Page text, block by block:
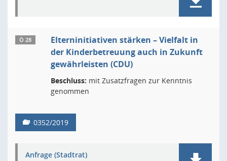
Ö 28
Elterninitiativen stärken – Vielfalt in
der Kinderbetreuung auch in Zukunft
gewährleisten (CDU)
Beschluss: mit Zusatzfragen zur Kenntnis
genommen
0352/2019
Anfrage (Stadtrat)